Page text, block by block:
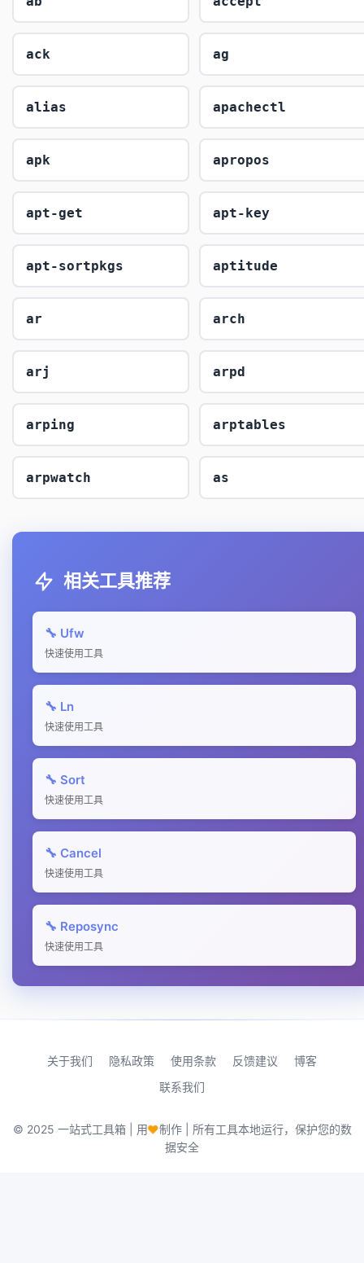
ack ag
alias apachectl
apk apropos
apt-get apt-key
apt-sortpkgs aptitude
ar arch
arj arpd
arping arptables
arpwatch as
相关工具推荐
🔧 Ufw
快速使用工具
🔧 Ln
快速使用工具
🔧 Sort
快速使用工具
🔧 Cancel
快速使用工具
🔧 Reposync
快速使用工具
关于我们 隐私政策 使用条款 反馈建议
博客
联系我们
© 2025 一站式工具箱 | 用♥制作 | 所有工具本地运行，保护您的数
据安全